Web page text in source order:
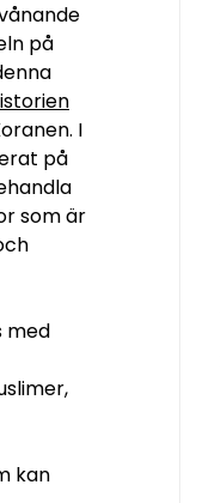
på
I
på
som är
med
kan